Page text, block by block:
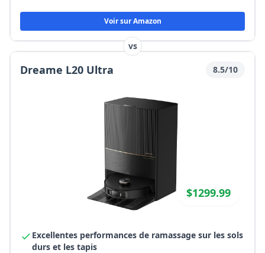
Voir sur Amazon
vs
Dreame L20 Ultra 8.5/10
$1299.99
Excellentes performances de ramassage sur les sols
durs et les tapis